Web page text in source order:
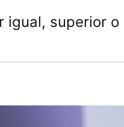
igual, superior